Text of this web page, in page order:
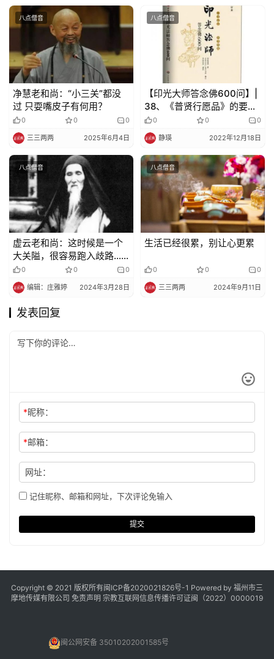
八点僧音
净慧老和尚：“小三关”都没
过 只耍嘴皮子有何用？
0 0 0
三三两两 2025年6月4日
八点僧音
【印光大师答念佛600问】|
38、《普贤行愿品》的要义
是什么？
0 0 0
静瑛 2022年12月18日
八点僧音
虚云老和尚：这时候是一个
大关隘，很容易跑入歧路……
0 0 0
编辑：庄雅婷 2024年3月28日
八点僧音
生活已经很累，别让心更累
0 0 0
三三两两 2024年9月11日
发表回复
*昵称：
*邮箱：
网址：
记住昵称、邮箱和网址，下次评论免输入
提交
Copyright © 2021 版权所有闽ICP备2020021826号-1 Powered by 福州市三
摩地传媒有限公司 免责声明 宗教互联网信息传播许可证闽（2022）0000019
闽公网安备 35010202001585号